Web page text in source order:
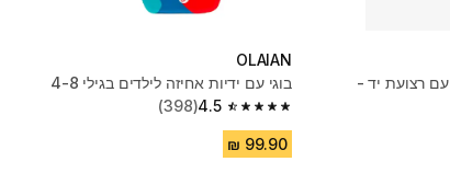
בודיבורד לילדים 100 עם רצועת יד -
OLAIAN
בוגי עם ידיות אחיזה לילדים בגילי 4-8
4.5
4.5 out of 5 stars from 398 reviews
(398)